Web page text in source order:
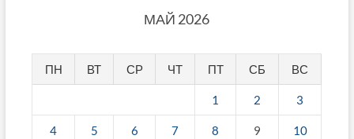
МАЙ 2026
ПН ВТ СР ЧТ ПТ СБ ВС
1 2 3
4 5 6 7 8 9 10